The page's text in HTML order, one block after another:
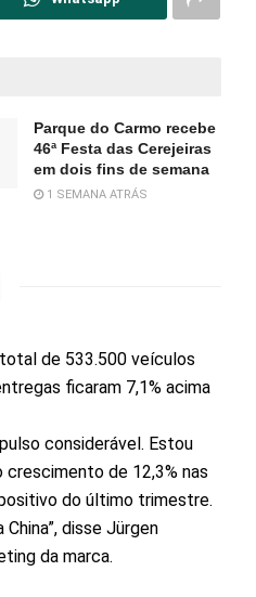
Parque do Carmo recebe
46ª Festa das Cerejeiras
em dois fins de semana
1 SEMANA ATRÁS
de 533.500 veículos
ficaram 7,1% acima
considerável. Estou
de 12,3% nas
do último trimestre.
disse Jürgen
da marca.